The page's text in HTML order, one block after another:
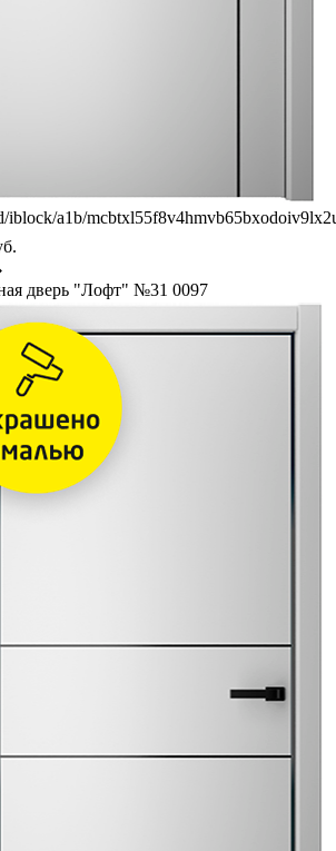
iblock/a1b/
дверь "Лофт" №31 0097